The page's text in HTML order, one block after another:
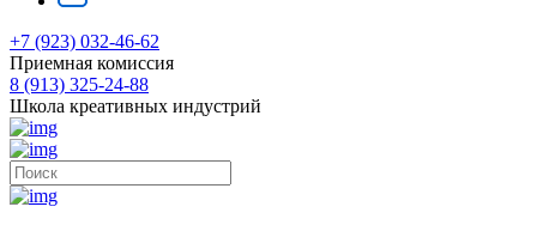
+7 (923) 032-46-62
Приемная комиссия
8 (913) 325-24-88
Школа креативных индустрий